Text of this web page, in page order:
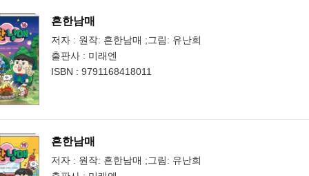
흔한남매
저자 : 원작: 흔한남매 ;그림: 유난희
출판사 : 미래엔
ISBN : 9791168418011
흔한남매
저자 : 원작: 흔한남매 ;그림: 유난희